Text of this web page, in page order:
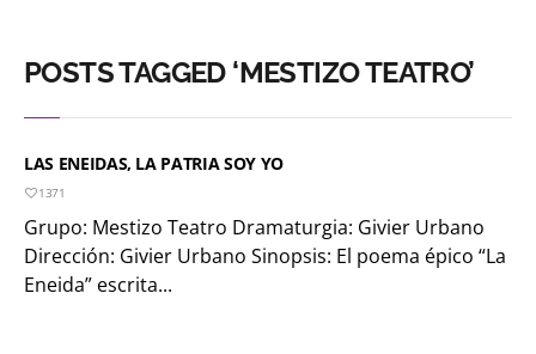
POSTS TAGGED ‘MESTIZO TEATRO’
LAS ENEIDAS, LA PATRIA SOY YO
1371
Grupo: Mestizo Teatro Dramaturgia: Givier Urbano
Dirección: Givier Urbano Sinopsis: El poema épico “La
Eneida” escrita...